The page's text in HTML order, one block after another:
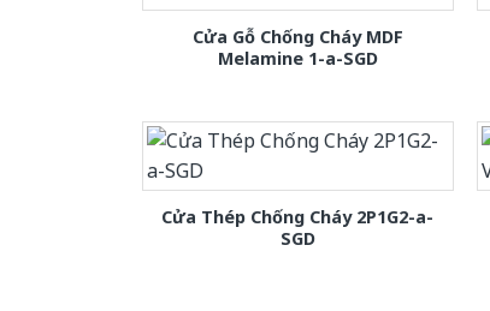
Cửa Gỗ Chống Cháy MDF
Melamine 1-a-SGD
Cửa Thép Chống Cháy 2P1G2-a-
SGD